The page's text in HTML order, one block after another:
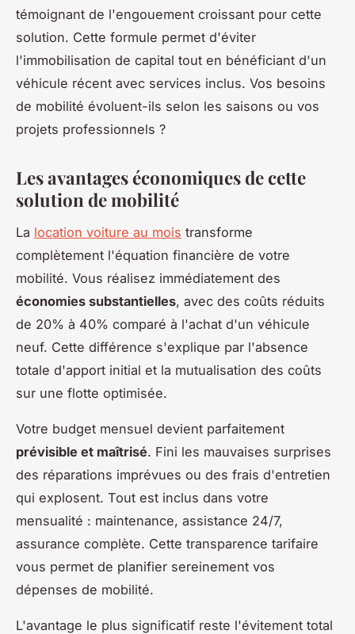
témoignant de l'engouement croissant pour cette
solution. Cette formule permet d'éviter
l'immobilisation de capital tout en bénéficiant d'un
véhicule récent avec services inclus. Vos besoins
de mobilité évoluent-ils selon les saisons ou vos
projets professionnels ?
Les avantages économiques de cette
solution de mobilité
La location voiture au mois transforme
complètement l'équation financière de votre
mobilité. Vous réalisez immédiatement des
économies substantielles, avec des coûts réduits
de 20% à 40% comparé à l'achat d'un véhicule
neuf. Cette différence s'explique par l'absence
totale d'apport initial et la mutualisation des coûts
sur une flotte optimisée.
Votre budget mensuel devient parfaitement
prévisible et maîtrisé. Fini les mauvaises surprises
des réparations imprévues ou des frais d'entretien
qui explosent. Tout est inclus dans votre
mensualité : maintenance, assistance 24/7,
assurance complète. Cette transparence tarifaire
vous permet de planifier sereinement vos
dépenses de mobilité.
L'avantage le plus significatif reste l'évitement total